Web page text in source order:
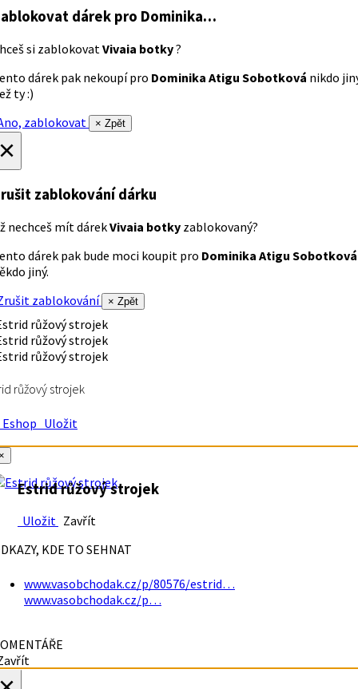
dárek pro Dominika…
si zablokovatVivaia botky?
dárek pak nekoupí pro Dominika Atigu Sobotková nikdo
ty :)
zablokovat
× Zpět
zablokování dárku
nechceš mít dárekVivaia botky zablokovaný?
dárek pak bude moci koupit pro Dominika Atigu Sobotková
jiný.
zablokování
× Zpět
růžový strojek
Uložit
Estrid růžový strojek
Uložit Zavřít
KDE TO SEHNAT
www.vasobchodak.cz/p/80576/estrid…
www.vasobchodak.cz/p…